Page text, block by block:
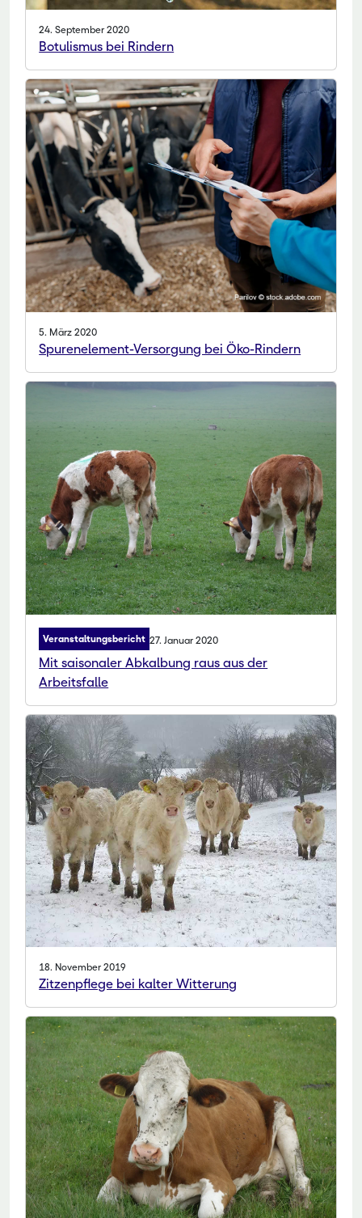
24. September 2020
Botulismus bei Rindern
5. März 2020
Spurenelement-Versorgung bei Öko-Rindern
Veranstaltungsbericht 27. Januar 2020
Mit saisonaler Abkalbung raus aus der
Arbeitsfalle
18. November 2019
Zitzenpflege bei kalter Witterung